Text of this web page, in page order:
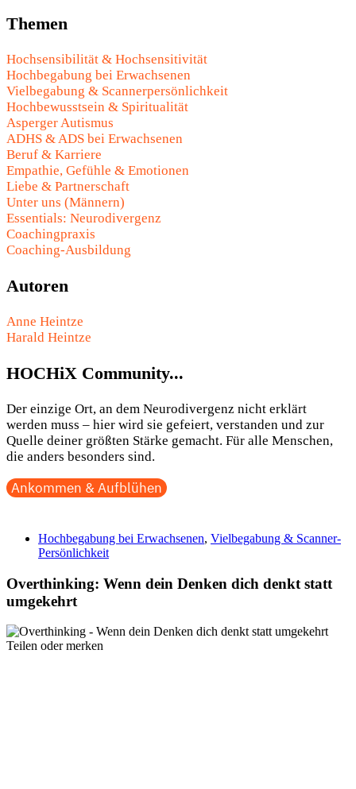
Themen
Hochsensibilität & Hochsensitivität
Hochbegabung bei Erwachsenen
Vielbegabung & Scannerpersönlichkeit
Hochbewusstsein & Spiritualität
Asperger Autismus
ADHS & ADS bei Erwachsenen
Beruf & Karriere
Empathie, Gefühle & Emotionen
Liebe & Partnerschaft
Unter uns (Männern)
Essentials: Neurodivergenz
Coachingpraxis
Coaching-Ausbildung
Autoren
Anne Heintze
Harald Heintze
HOCHiX Community...
Der einzige Ort, an dem Neurodivergenz nicht erklärt
werden muss – hier wird sie gefeiert, verstanden und zur
Quelle deiner größten Stärke gemacht. Für alle Menschen,
die anders besonders sind.
Ankommen & Aufblühen
Hochbegabung bei Erwachsenen, Vielbegabung & Scanner-
Persönlichkeit
Overthinking: Wenn dein Denken dich denkt statt
umgekehrt
Teilen oder merken